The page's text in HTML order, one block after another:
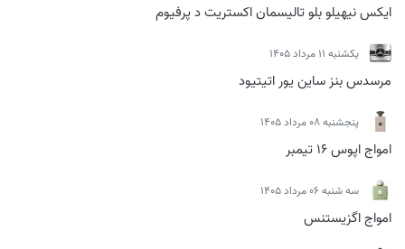
ایکس نیهیلو بلو تالیسمان اکستریت د پرفیوم
يكشنبه 11 مرداد 1405
مرسدس بنز ساین یور اتیتیود
پنجشنبه 08 مرداد 1405
امواج اپوس 16 تیمبر
سه شنبه 06 مرداد 1405
امواج اگزیستنس